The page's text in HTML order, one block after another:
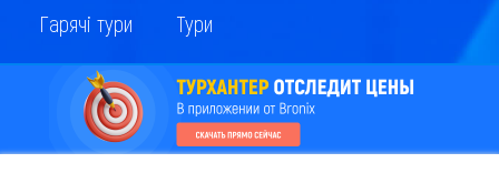
Гарячі тури Тури